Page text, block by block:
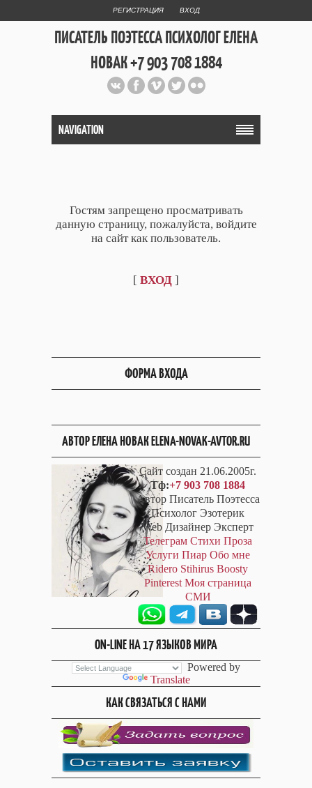
РЕГИСТРАЦИЯ ВХОД
ПИСАТЕЛЬ ПОЭТЕССА ПСИХОЛОГ ЕЛЕНА
НОВАК +7 903 708 1884
Официальный сайт репетитора
и Web Дизайнера Елены Новак
NAVIGATION
Гостям запрещено просматривать
данную страницу, пожалуйста, войдите
на сайт как пользователь.
[ ВХОД ]
ФОРМА ВХОДА
АВТОР ЕЛЕНА НОВАК ELENA-NOVAK-AVTOR.RU
Сайт создан 21.06.2005г.
Тф:+7 903 708 1884
Автор Писатель Поэтесса
Психолог Эзотерик
Web Дизайнер Эксперт
Телеграм Стихи Проза
Услуги Пиар Обо мне
Ridero Stihirus Boosty
Pinterest Моя страница
СМИ
ON-LINE НА 17 ЯЗЫКОВ МИРА
Powered by
Translate
КАК СВЯЗАТЬСЯ С НАМИ